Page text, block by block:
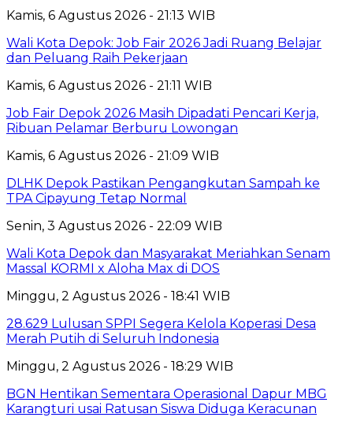
Kamis, 6 Agustus 2026 - 21:13 WIB
Wali Kota Depok: Job Fair 2026 Jadi Ruang Belajar
dan Peluang Raih Pekerjaan
Kamis, 6 Agustus 2026 - 21:11 WIB
Job Fair Depok 2026 Masih Dipadati Pencari Kerja,
Ribuan Pelamar Berburu Lowongan
Kamis, 6 Agustus 2026 - 21:09 WIB
DLHK Depok Pastikan Pengangkutan Sampah ke
TPA Cipayung Tetap Normal
Senin, 3 Agustus 2026 - 22:09 WIB
Wali Kota Depok dan Masyarakat Meriahkan Senam
Massal KORMI x Aloha Max di DOS
Minggu, 2 Agustus 2026 - 18:41 WIB
28.629 Lulusan SPPI Segera Kelola Koperasi Desa
Merah Putih di Seluruh Indonesia
Minggu, 2 Agustus 2026 - 18:29 WIB
BGN Hentikan Sementara Operasional Dapur MBG
Karangturi usai Ratusan Siswa Diduga Keracunan